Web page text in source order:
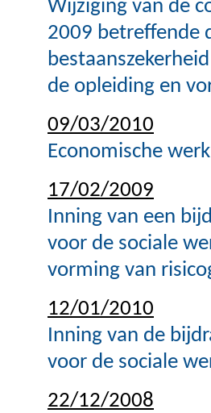
Wijziging van de
2009 betreffende
de opleiding en
09/03/2010
Economische
17/02/2009
Inning van een
voor de sociale
vorming van
12/01/2010
Inning van de
voor de sociale
22/12/2008